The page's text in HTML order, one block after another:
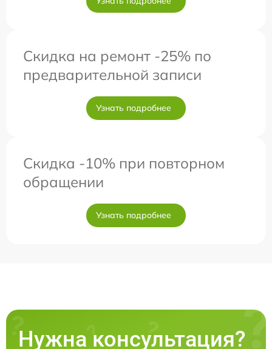
Скидка на ремонт -25% по
предварительной записи
Узнать подробнее
Скидка -10% при повторном
обращении
Узнать подробнее
Нужна консультация?